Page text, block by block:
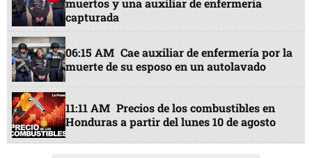
muertos y una auxiliar de enfermería
capturada
06:15 AM Cae auxiliar de enfermería por la
muerte de su esposo en un autolavado
11:11 AM Precios de los combustibles en
Honduras a partir del lunes 10 de agosto